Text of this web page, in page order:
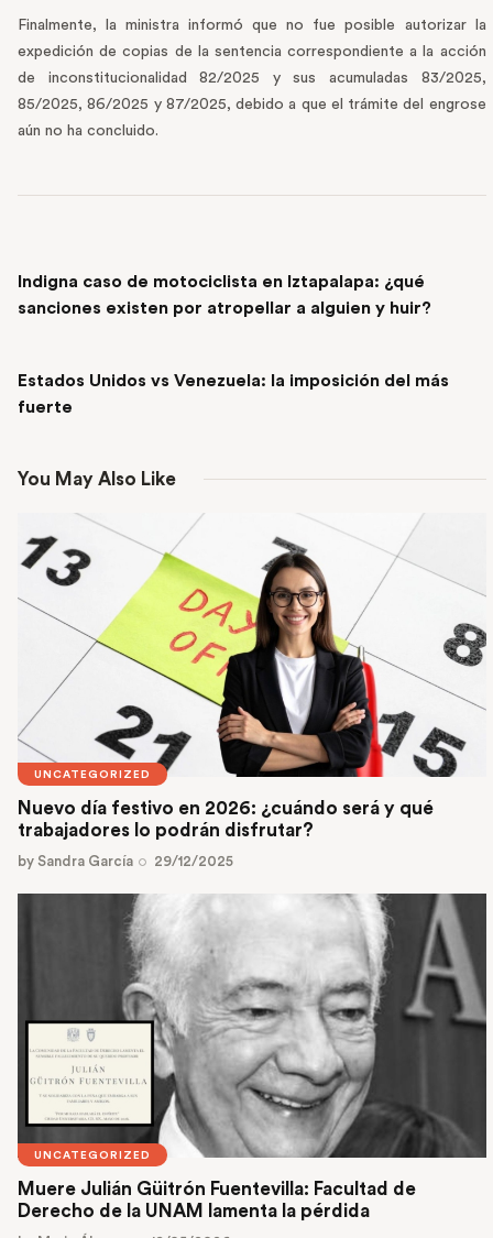
Finalmente, la ministra informó que no fue posible autorizar la
expedición de copias de la sentencia correspondiente a la acción
de inconstitucionalidad 82/2025 y sus acumuladas 83/2025,
85/2025, 86/2025 y 87/2025, debido a que el trámite del engrose
aún no ha concluido.
Indigna caso de motociclista en Iztapalapa: ¿qué
sanciones existen por atropellar a alguien y huir?
Estados Unidos vs Venezuela: la imposición del más
fuerte
You May Also Like
UNCATEGORIZED
Nuevo día festivo en 2026: ¿cuándo será y qué
trabajadores lo podrán disfrutar?
by Sandra García 29/12/2025
UNCATEGORIZED
Muere Julián Güitrón Fuentevilla: Facultad de
Derecho de la UNAM lamenta la pérdida